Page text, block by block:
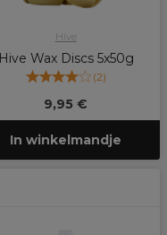
Hive
Hive Wax Discs 5x50g
(2)
9,95 €
In winkelmandje